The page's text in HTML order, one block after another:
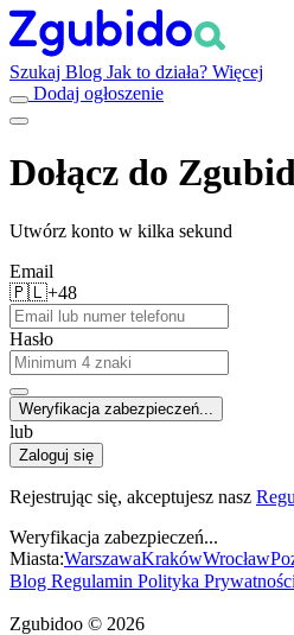
Szukaj Blog Jak to działa? Więcej
Dodaj ogłoszenie
Dołącz do
Utwórz konto w kilka sekund
Email
🇵🇱+48
Hasło
Weryfikacja zabezpieczeń...
lub
Zaloguj się
Rejestrując się, akceptujesz nasz
Weryfikacja zabezpieczeń...
Miasta:WarszawaKrakówWrocław
Blog Regulamin Polityka Prywatności
Zgubidoo © 2026